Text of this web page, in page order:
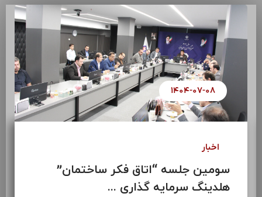
۱۴۰۴-۰۷-۰۸
اخبار
سومین جلسه “اتاق فکر ساختمان”
هلدینگ سرمایه گذاری ...